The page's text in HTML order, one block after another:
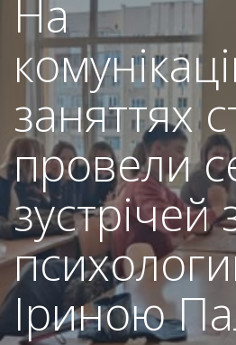
На
заняттях
провели
зустрічей
Іриною